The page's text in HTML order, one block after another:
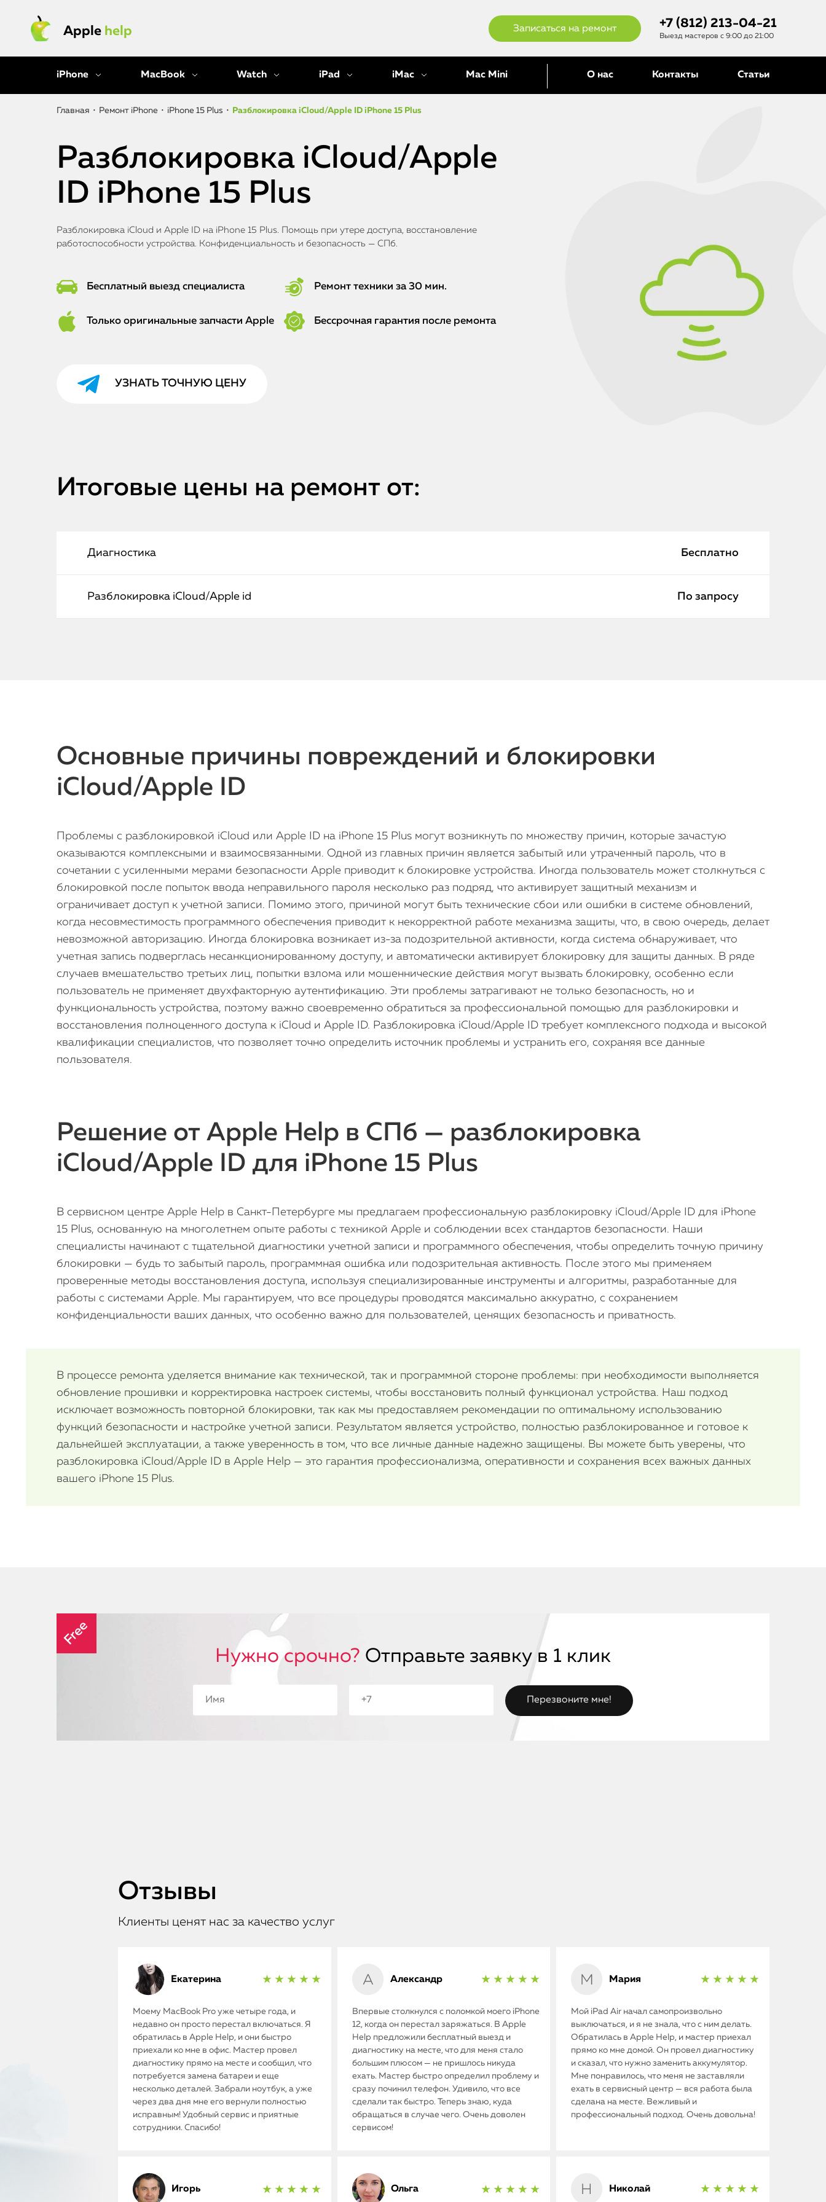
iPhone
MacBook
iMac
Mac Mini
О нас
Apple help Записаться на ремонт +7 (812) 213-04-21
Выезд мастеров с 9:00 до 21:00
iPhone MacBook Watch iPad iMac Mac Mini О нас Контакты Статьи
Главная • Ремонт iPhone • iPhone 15 Plus • Разблокировка iCloud/Apple ID iPhone 15 Plus
Разблокировка iCloud/Apple
ID iPhone 15 Plus
Разблокировка iCloud и Apple ID на iPhone 15 Plus. Помощь при утере доступа, восстановление
работоспособности устройства. Конфиденциальность и безопасность — СПб.
Бесплатный выезд специалиста Ремонт техники за 30 мин.
Только оригинальные запчасти Apple Бессрочная гарантия после ремонта
УЗНАТЬ ТОЧНУЮ ЦЕНУ
Итоговые цены на ремонт от:
Диагностика Бесплатно
Разблокировка iCloud/Apple id По запросу
Основные причины повреждений и блокировки
iCloud/Apple ID
Проблемы с разблокировкой iCloud или Apple ID на iPhone 15 Plus могут возникнуть по множеству причин, которые зачастую
оказываются комплексными и взаимосвязанными. Одной из главных причин является забытый или утраченный пароль, что в
сочетании с усиленными мерами безопасности Apple приводит к блокировке устройства. Иногда пользователь может столкнуться с
блокировкой после попыток ввода неправильного пароля несколько раз подряд, что активирует защитный механизм и
ограничивает доступ к учетной записи. Помимо этого, причиной могут быть технические сбои или ошибки в системе обновлений,
когда несовместимость программного обеспечения приводит к некорректной работе механизма защиты, что, в свою очередь, делает
невозможной авторизацию. Иногда блокировка возникает из-за подозрительной активности, когда система обнаруживает, что
учетная запись подверглась несанкционированному доступу, и автоматически активирует блокировку для защиты данных. В ряде
случаев вмешательство третьих лиц, попытки взлома или мошеннические действия могут вызвать блокировку, особенно если
пользователь не применяет двухфакторную аутентификацию. Эти проблемы затрагивают не только безопасность, но и
функциональность устройства, поэтому важно своевременно обратиться за профессиональной помощью для разблокировки и
восстановления полноценного доступа к iCloud и Apple ID. Разблокировка iCloud/Apple ID требует комплексного подхода и высокой
квалификации специалистов, что позволяет точно определить источник проблемы и устранить его, сохраняя все данные
пользователя.
Решение от Apple Help в СПб — разблокировка
iCloud/Apple ID для iPhone 15 Plus
В сервисном центре Apple Help в Санкт-Петербурге мы предлагаем профессиональную разблокировку iCloud/Apple ID для iPhone
15 Plus, основанную на многолетнем опыте работы с техникой Apple и соблюдении всех стандартов безопасности. Наши
специалисты начинают с тщательной диагностики учетной записи и программного обеспечения, чтобы определить точную причину
блокировки — будь то забытый пароль, программная ошибка или подозрительная активность. После этого мы применяем
проверенные методы восстановления доступа, используя специализированные инструменты и алгоритмы, разработанные для
работы с системами Apple. Мы гарантируем, что все процедуры проводятся максимально аккуратно, с сохранением
конфиденциальности ваших данных, что особенно важно для пользователей, ценящих безопасность и приватность.
В процессе ремонта уделяется внимание как технической, так и программной стороне проблемы: при необходимости выполняется
обновление прошивки и корректировка настроек системы, чтобы восстановить полный функционал устройства. Наш подход
исключает возможность повторной блокировки, так как мы предоставляем рекомендации по оптимальному использованию
функций безопасности и настройке учетной записи. Результатом является устройство, полностью разблокированное и готовое к
дальнейшей эксплуатации, а также уверенность в том, что все личные данные надежно защищены. Вы можете быть уверены, что
разблокировка iCloud/Apple ID в Apple Help — это гарантия профессионализма, оперативности и сохранения всех важных данных
вашего iPhone 15 Plus.
Free
Нужно срочно? Отправьте заявку в 1 клик
Отзывы
Клиенты ценят нас за качество услуг
Екатерина ★ ★ ★ ★ ★
Моему MacBook Pro уже четыре года, и
недавно он просто перестал включаться. Я
обратилась в Apple Help, и они быстро
приехали ко мне в офис. Мастер провел
диагностику прямо на месте и сообщил, что
потребуется замена батареи и еще
несколько деталей. Забрали ноутбук, а уже
через два дня мне его вернули полностью
исправным! Удобный сервис и приятные
сотрудники. Спасибо!
Александр ★ ★ ★ ★ ★
Впервые столкнулся с поломкой моего iPhone
12, когда он перестал заряжаться. В Apple
Help предложили бесплатный выезд и
диагностику на месте, что для меня стало
большим плюсом — не пришлось никуда
ехать. Мастер быстро определил проблему и
сразу починил телефон. Удивило, что все
сделали так быстро. Теперь знаю, куда
обращаться в случае чего. Очень доволен
сервисом!
Мария ★ ★ ★ ★ ★
Мой iPad Air начал самопроизвольно
выключаться, и я не знала, что с ним делать.
Обратилась в Apple Help, и мастер приехал
прямо ко мне домой. Он провел диагностику
и сказал, что нужно заменить аккумулятор.
Мне понравилось, что меня не заставляли
ехать в сервисный центр — вся работа была
сделана на месте. Вежливый и
профессиональный подход. Очень довольна!
Игорь ★ ★ ★ ★ ★ Ольга ★ ★ ★ ★ ★ Николай ★ ★ ★ ★ ★